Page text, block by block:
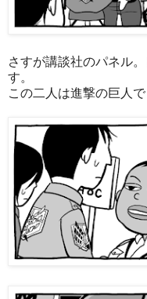
さすが講談社のパネル
す。
この二人は進撃の巨人で